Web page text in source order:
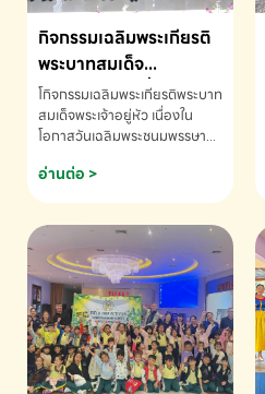
กิจกรรมเฉลิมพระเกียรติ
พระบาทสมเด็จ
พระเจ้าอยู่หัว เนื่องใน
โอกาสวันเฉลิม
พระชนมพรรษา
โกิจกรรมเฉลิมพระเกียรติพระบาท
สมเด็จพระเจ้าอยู่หัว เนื่องใน
โอกาสวันเฉลิมพระชนมพรรษา
ข้อมูลเพิ่มเติม โทร. 075-691910
อ่านต่อ >